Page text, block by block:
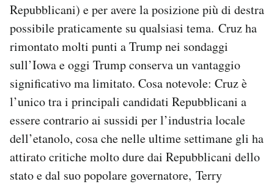
Repubblicani) e per avere la posizione più di destra
possibile praticamente su qualsiasi tema. Cruz ha
rimontato molti punti a Trump nei sondaggi
sull’Iowa e oggi Trump conserva un vantaggio
significativo ma limitato. Cosa notevole: Cruz è
l’unico tra i principali candidati Repubblicani a
essere contrario ai sussidi per l’industria locale
dell’etanolo, cosa che nelle ultime settimane gli ha
attirato critiche molto dure dai Repubblicani dello
stato e dal suo popolare governatore, Terry